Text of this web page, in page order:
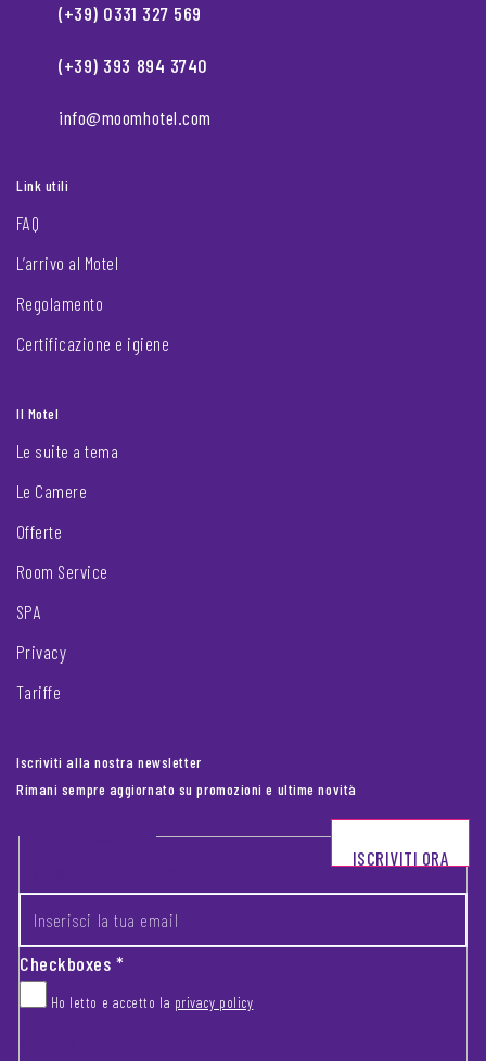
(+39) 0331 327 569
(+39) 393 894 3740
info@moomhotel.com
Link utili
FAQ
L’arrivo al Motel
Regolamento
Certificazione e igiene
Il Motel
Le suite a tema
Le Camere
Offerte
Room Service
SPA
Privacy
Tariffe
Iscriviti alla nostra newsletter
Rimani sempre aggiornato su promozioni e ultime novità
Footer newsletter
Checkboxes*
Ho letto e accetto la privacy policy
ISCRIVITI ORA